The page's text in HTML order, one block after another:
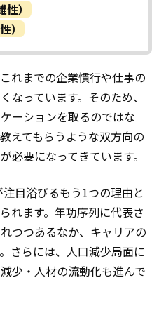
）
）
れまでの企業慣行や仕事の
なっています。そのため、
ーションを取るのではな
えてもらうような双方向の
必要になってきています。
目浴びるもう1つの理由と
れます。年功序列に代表さ
つつあるなか、キャリアの
さらには、人口減少局面に
少・人材の流動化も進んで